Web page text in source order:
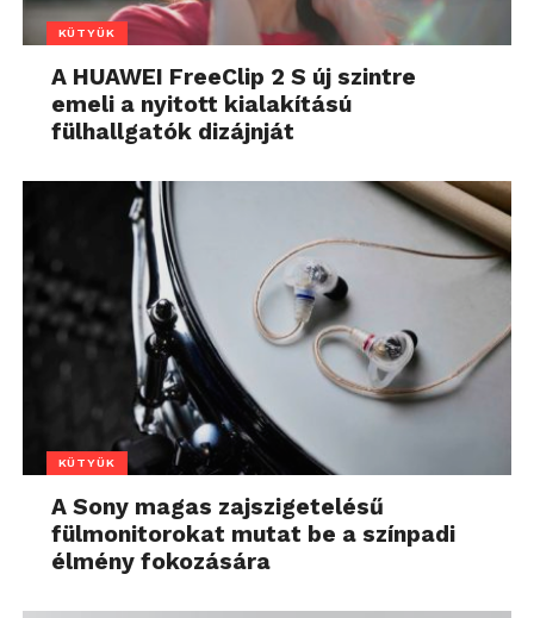
KÜTYÜK
A HUAWEI FreeClip 2 S új szintre
emeli a nyitott kialakítású
fülhallgatók dizájnját
KÜTYÜK
A Sony magas zajszigetelésű
fülmonitorokat mutat be a színpadi
élmény fokozására